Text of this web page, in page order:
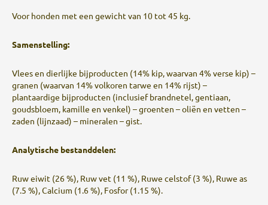
Voor honden met een gewicht van 10 tot 45 kg.
Samenstelling:
Vlees en dierlijke bijproducten (14% kip, waarvan 4% verse kip) –
granen (waarvan 14% volkoren tarwe en 14% rijst) –
plantaardige bijproducten (inclusief brandnetel, gentiaan,
goudsbloem, kamille en venkel) – groenten – oliën en vetten –
zaden (lijnzaad) – mineralen – gist.
Analytische bestanddelen:
Ruw eiwit (26 %), Ruw vet (11 %), Ruwe celstof (3 %), Ruwe as
(7.5 %), Calcium (1.6 %), Fosfor (1.15 %).